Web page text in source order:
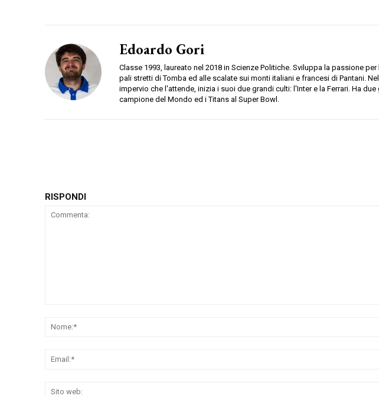
Edoardo Gori
Classe 1993, laureato nel 2018 in Scienze Politiche. Sviluppa la passione
pali stretti di Tomba ed alle scalate sui monti italiani e francesi di Pantani.
impervio che l'attende, inizia i suoi due grandi culti: l'Inter e la Ferrari. Ha
campione del Mondo ed i Titans al Super Bowl.
RISPONDI